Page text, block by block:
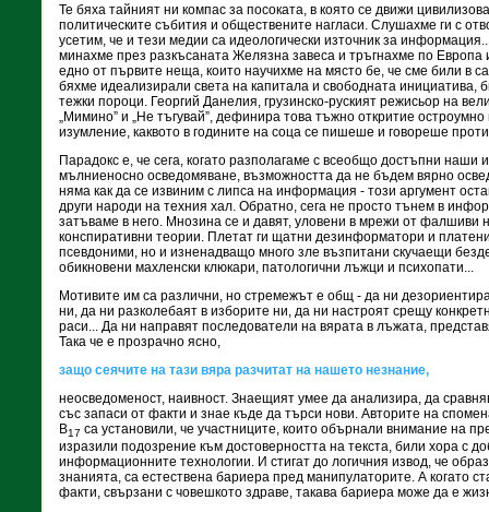
Те бяха тайният ни компас за посоката, в която се движи
политическите събития и обществените нагласи. Слушахме ги с
усетим, че и тези медии са идеологически източник за
минахме през разкъсаната Желязна завеса и тръгнахме по Европа
едно от първите неща, които научихме на място бе, че сме били в
бяхме идеализирали света на капитала и свободната инициатива,
тежки пороци. Георгий Данелия, грузинско-руският режисьор на
„Мимино” и „Не тъгувай”, дефинира това тъжно откритие
изумление, каквото в годините на соца се пишеше и говореше
Парадокс е, че сега, когато разполагаме с всеобщо достъпни наши
мълниеносно осведомяване, възможността да не бъдем вярно
няма как да се извиним с липса на информация - този аргумент
други народи на техния хал. Обратно, сега не просто тънем в
затъваме в него. Мнозина се и давят, уловени в мрежи от фалшиви
конспиративни теории. Плетат ги щатни дезинформатори и
псевдоними, но и изненадващо много зле възпитани скучаещи
обикновени махленски клюкари, патологични лъжци и психопати...
Мотивите им са различни, но стремежът е общ - да ни
ни, да ни разколебаят в изборите ни, да ни настроят срещу
раси... Да ни направят последователи на вярата в лъжата,
Така че е прозрачно ясно,
защо сеячите на тази вяра разчитат на нашето незнание,
неосведоменост, наивност. Знаещият умее да анализира, да
със запаси от факти и знае къде да търси нови. Авторите на
В17 са установили, че участниците, които обърнали внимание на
изразили подозрение към достоверността на текста, били хора с
информационните технологии. И стигат до логичния извод, че
знанията, са естествена бариера пред манипулаторите. А когато
факти, свързани с човешкото здраве, такава бариера може да е